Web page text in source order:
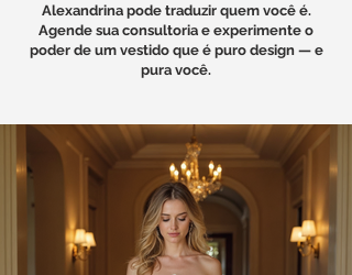
Alexandrina pode traduzir quem você é.
Agende sua consultoria e experimente o
poder de um vestido que é puro design — e
pura você.